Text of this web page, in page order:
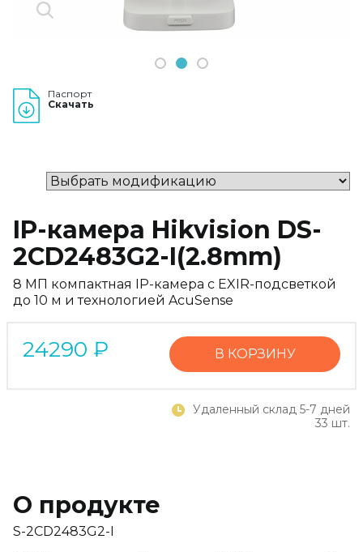
1 2 3
Паспорт
Скачать
IP-камера Hikvision DS-
2CD2483G2-I(2.8mm)
8 МП компактная IP-камера с EXIR-подсветкой
до 10 м и технологией AcuSense
24290 ₽ В КОРЗИНУ
Удаленный склад 5-7 дней
33 шт.
О продукте
S-2CD2483G2-I